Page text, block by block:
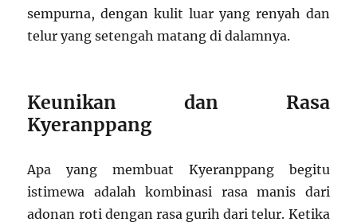
sempurna, dengan kulit luar yang renyah dan
telur yang setengah matang di dalamnya.
Keunikan dan Rasa
Kyeranppang
Apa yang membuat Kyeranppang begitu
istimewa adalah kombinasi rasa manis dari
adonan roti dengan rasa gurih dari telur. Ketika